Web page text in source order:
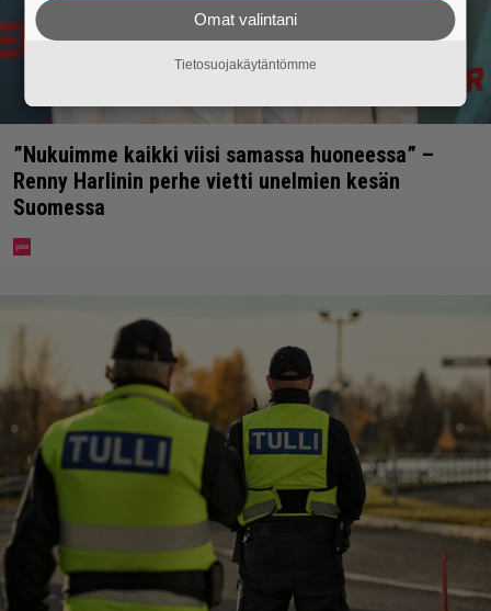
”Nukuimme kaikki viisi samassa huoneessa” –
Renny Harlinin perhe vietti unelmien kesän
Suomessa
Omat valintani
Tietosuojakäytäntömme